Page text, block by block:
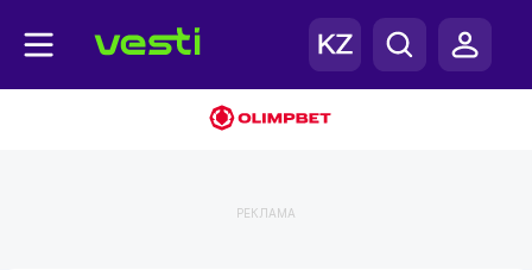
РЕКЛАМА